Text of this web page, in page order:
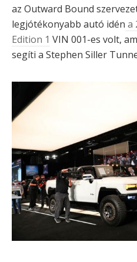
az Outward Bound
legjótékonyabb autó idén a
Edition 1 VIN 001-es volt,
segíti a Stephen Siller